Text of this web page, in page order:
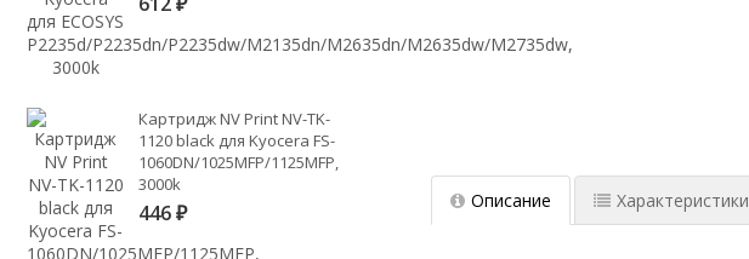
Описание Характеристики
₽
Картридж NV Print NV-TK-
1120 black для Kyocera FS-
1060DN/1025MFP/1125MFP,
3000k
446 ₽